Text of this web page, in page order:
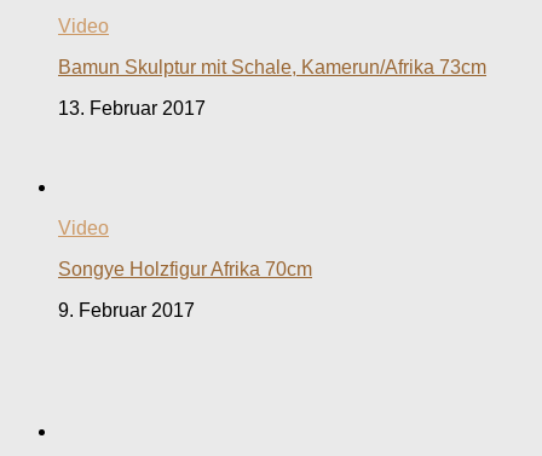
Video
Bamun Skulptur mit Schale, Kamerun/Afrika 73cm
13. Februar 2017
Video
Songye Holzfigur Afrika 70cm
9. Februar 2017